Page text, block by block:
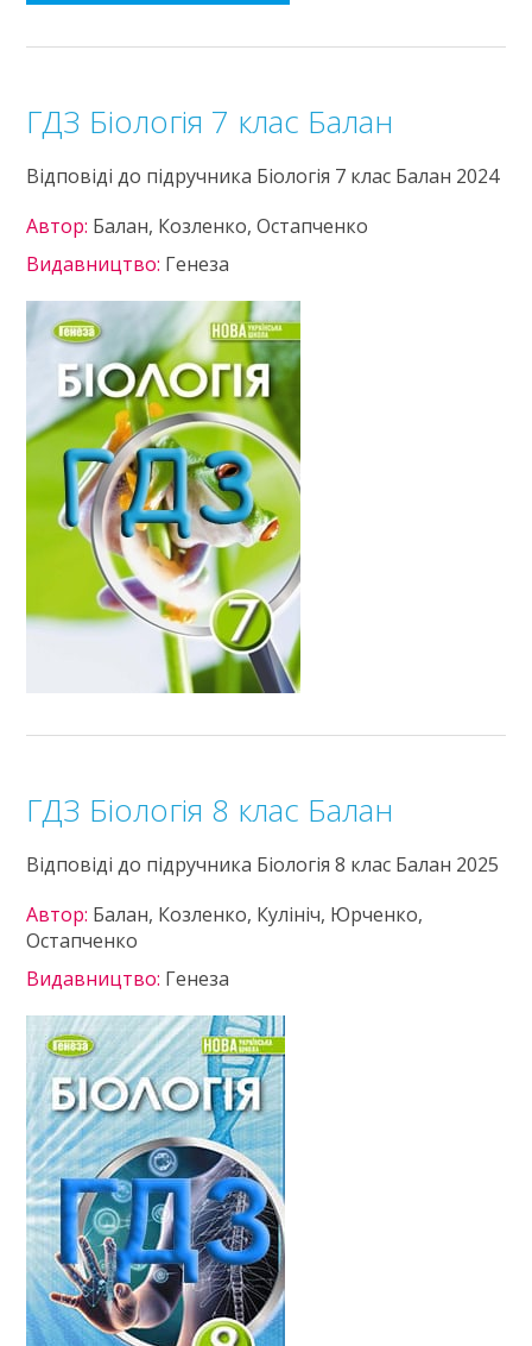
ГДЗ Біологія 7 клас Балан
Відповіді до підручника Біологія 7 клас Балан 2024
Автор: Балан, Козленко, Остапченко
Видавництво: Генеза
ГДЗ Біологія 8 клас Балан
Відповіді до підручника Біологія 8 клас Балан 2025
Автор: Балан, Козленко, Кулініч, Юрченко,
Остапченко
Видавництво: Генеза